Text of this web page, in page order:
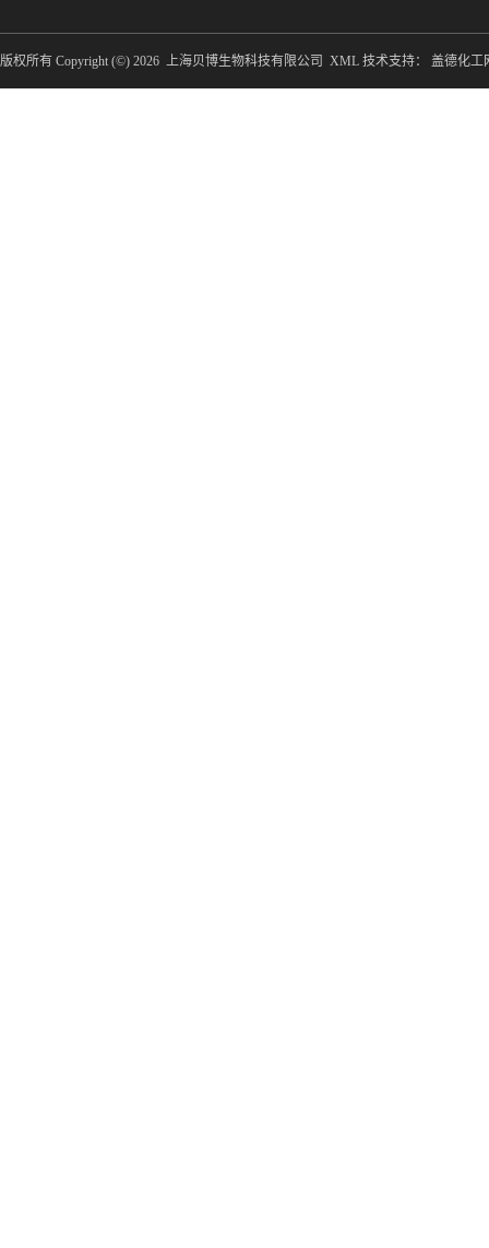
版权所有 Copyright (©) 2026 上海贝博生物科技有限公司 XML 技术支持： 盖德化工